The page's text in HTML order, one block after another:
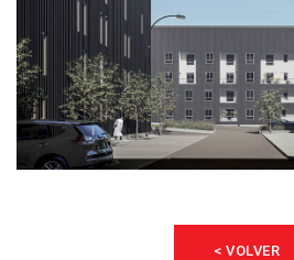
< VOLVER